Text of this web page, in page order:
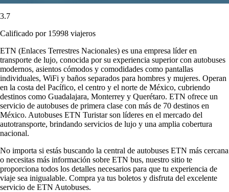
3.7
Calificado por 15998 viajeros
ETN (Enlaces Terrestres Nacionales) es una empresa líder en
transporte de lujo, conocida por su experiencia superior con autobuses
modernos, asientos cómodos y comodidades como pantallas
individuales, WiFi y baños separados para hombres y mujeres. Operan
en la costa del Pacífico, el centro y el norte de México, cubriendo
destinos como Guadalajara, Monterrey y Querétaro. ETN ofrece un
servicio de autobuses de primera clase con más de 70 destinos en
México. Autobuses ETN Turistar son líderes en el mercado del
autotransporte, brindando servicios de lujo y una amplia cobertura
nacional.
No importa si estás buscando la central de autobuses ETN más cercana
o necesitas más información sobre ETN bus, nuestro sitio te
proporciona todos los detalles necesarios para que tu experiencia de
viaje sea inigualable. Compra ya tus boletos y disfruta del excelente
servicio de ETN Autobuses.